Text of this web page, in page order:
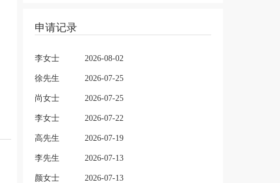
申请记录
李女士 2026-08-02
徐先生 2026-07-25
尚女士 2026-07-25
李女士 2026-07-22
高先生 2026-07-19
李先生 2026-07-13
颜女士 2026-07-13